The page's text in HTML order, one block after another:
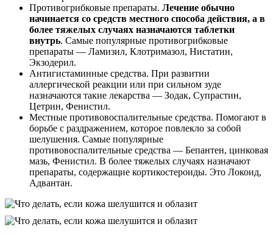
Противогрибковые препараты. Лечение обычно
начинается со средств местного способа действия, а в
более тяжелых случаях назначаются таблетки
внутрь. Самые популярные противогрибковые
препараты — Ламизил, Клотримазол, Нистатин,
Экзодерил.
Антигистаминные средства. При развитии
аллергической реакции или при сильном зуде
назначаются такие лекарства — Зодак, Супрастин,
Цетрин, Фенистил.
Местные противовоспалительные средства. Помогают в
борьбе с раздражением, которое повлекло за собой
шелушения. Самые популярные
противовоспалительные средства — Бепантен, цинковая
мазь, Фенистил. В более тяжелых случаях назначают
препараты, содержащие кортикостероиды. Это Локоид,
Адвантан.